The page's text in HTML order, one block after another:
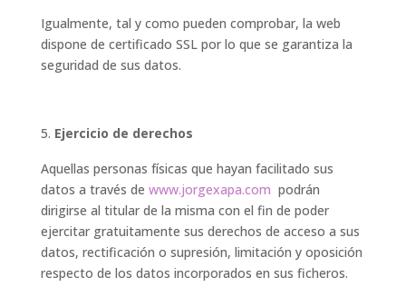
Igualmente, tal y como pueden comprobar, la web
dispone de certificado SSL por lo que se garantiza la
seguridad de sus datos.
Ejercicio de derechos
Aquellas personas físicas que hayan facilitado sus
datos a través de www.jorgexapa.com podrán
dirigirse al titular de la misma con el fin de poder
ejercitar gratuitamente sus derechos de acceso a sus
datos, rectificación o supresión, limitación y oposición
respecto de los datos incorporados en sus ficheros.